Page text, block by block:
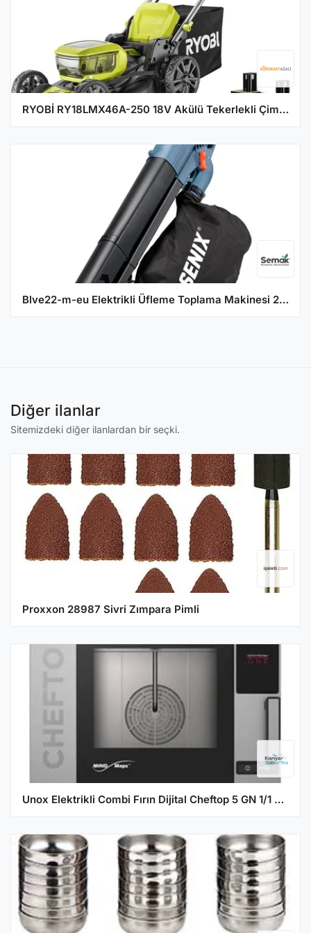
RYOBİ RY18LMX46A-250 18V Akülü Tekerlekli Çim Biçme Makinesi (5133005790)
Blve22-m-eu Elektrikli Üfleme Toplama Makinesi 2200W
Diğer ilanlar
Sitemizdeki diğer ilanlardan bir seçki.
Proxxon 28987 Sivri Zımpara Pimli
Unox Elektrikli Combi Fırın Dijital Cheftop 5 GN 1/1 Kapasiteli EVC-0511-E1RM